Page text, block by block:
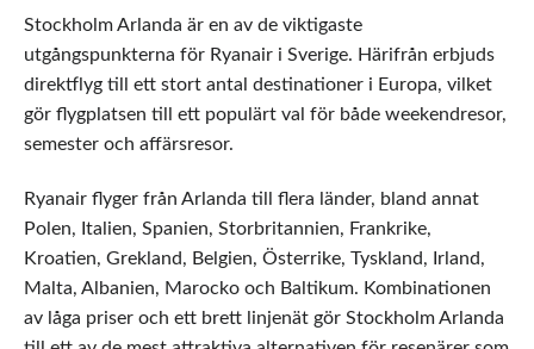
Stockholm Arlanda är en av de viktigaste
utgångspunkterna för Ryanair i Sverige. Härifrån erbjuds
direktflyg till ett stort antal destinationer i Europa, vilket
gör flygplatsen till ett populärt val för både weekendresor,
semester och affärsresor.
Ryanair flyger från Arlanda till flera länder, bland annat
Polen, Italien, Spanien, Storbritannien, Frankrike,
Kroatien, Grekland, Belgien, Österrike, Tyskland, Irland,
Malta, Albanien, Marocko och Baltikum. Kombinationen
av låga priser och ett brett linjenät gör Stockholm Arlanda